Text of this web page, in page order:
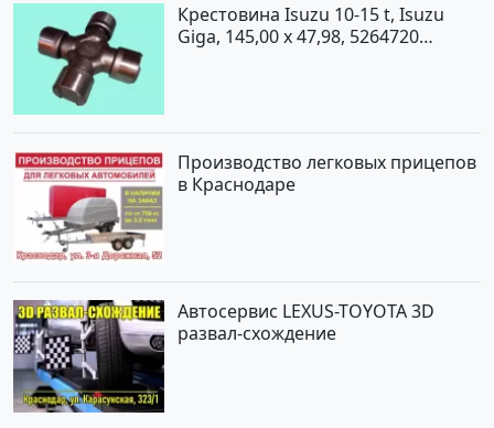
Крестовина Isuzu 10-15 t, Isuzu
Giga, 145,00 x 47,98, 5264720
Производство легковых прицепов
в Краснодаре
Автосервис LEXUS-TOYOTA 3D
развал-схождение